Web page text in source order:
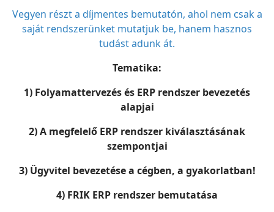
Vegyen részt a díjmentes bemutatón, ahol nem csak a
saját rendszerünket mutatjuk be, hanem hasznos
tudást adunk át.
Tematika:
1) Folyamattervezés és ERP rendszer bevezetés
alapjai
2) A megfelelő ERP rendszer kiválasztásának
szempontjai
3) Ügyvitel bevezetése a cégben, a gyakorlatban!
4) FRIK ERP rendszer bemutatása